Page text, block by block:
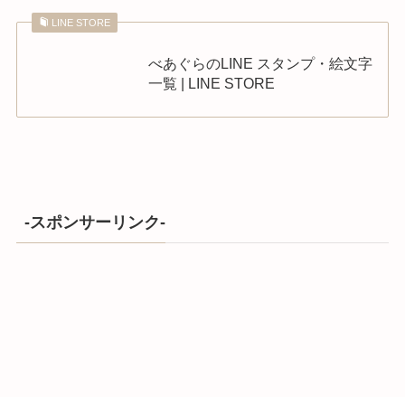
LINE STORE
べあぐらのLINE スタンプ・絵文字
一覧 | LINE STORE
-スポンサーリンク-